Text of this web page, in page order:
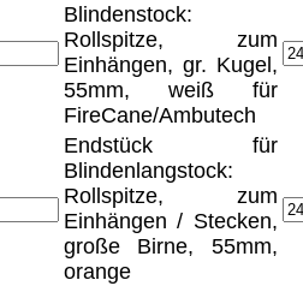
Blindenstock:
Rollspitze, zum
Einhängen, gr. Kugel,
55mm, weiß für
FireCane/Ambutech
Endstück für
Blindenlangstock:
Rollspitze, zum
Einhängen / Stecken,
große Birne, 55mm,
orange